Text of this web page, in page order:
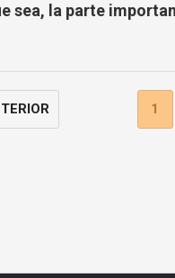
sea, la parte
1